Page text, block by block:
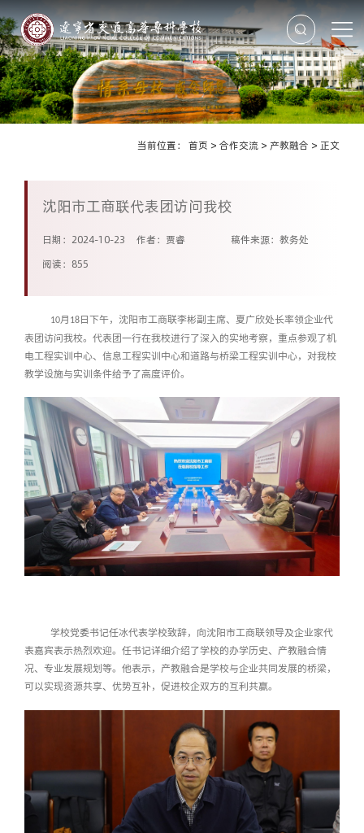
当前位置：首页 >合作交流 > 产教融合 > 正文
沈阳市工商联代表团访问我校
日期：2024-10-23 作者：贾睿
稿件来源：教务处
阅读： 855
10月 18日下午，沈阳市工商联李彬副主席、夏广欣处长率领企业代
表团访问我校。代表团一行在我校进行了深入的实地考察，重点参观了机
电工程实训中心、信息工程实训中心和道路与桥梁工程实训中心，对我校
教学设施与实训条件给予了高度评价。
学校党委书记任冰代表学校致辞，向沈阳市工商联领导及企业家代
表嘉宾表示热烈欢迎。 任书记详细介绍了学校的办学历史、产教融合情
况、专业发展规划等。 他表示 ，产教融合是学校与企业共同发展的桥梁，
可以实现资源共享、优势互补，促进校企双方的互利共赢。